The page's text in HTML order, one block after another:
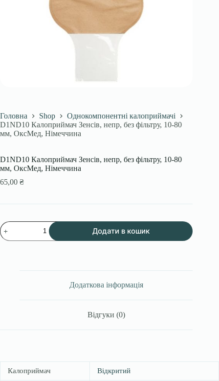
Головна Shop
Однокомпонентні калоприймачі
D1ND10 Калоприймач Зенсів, непр, без фільтру, 10-80
мм, ОксМед, Німеччина
D1ND10 Калоприймач Зенсів, непр, без фільтру, 10-80
мм, ОксМед, Німеччина
65,00 ₴
D1ND10
Калоприймач
Зенсів,
ОксМед,
Додати в кошик
Додаткова інформація
Відгуки (0)
Калоприймач Відкритий